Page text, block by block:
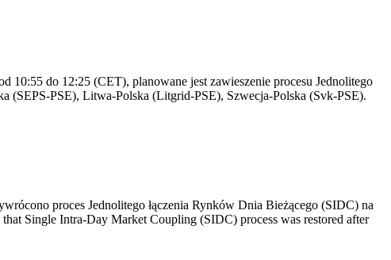
do 12:25 (CET), planowane jest zawieszenie procesu Jednolitego
(SEPS-PSE), Litwa-Polska (Litgrid-PSE), Szwecja-Polska (Svk-PSE).
proces Jednolitego łączenia Rynków Dnia Bieżącego (SIDC) na
Single Intra-Day Market Coupling (SIDC) process was restored after